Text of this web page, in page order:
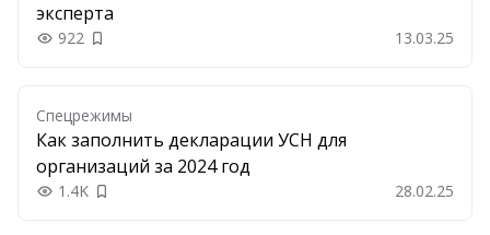
эксперта
922 Добавить в закладки 13.03.25
Спецрежимы
Как заполнить декларации УСН для
организаций за 2024 год
1.4K Добавить в закладки 28.02.25